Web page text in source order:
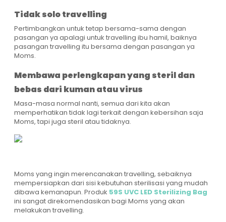
Tidak solo travelling
Pertimbangkan untuk tetap bersama-sama dengan
pasangan ya apalagi untuk travelling ibu hamil, baiknya
pasangan travelling itu bersama dengan pasangan ya
Moms.
Membawa perlengkapan yang steril dan
bebas dari kuman atau virus
Masa-masa normal nanti, semua dari kita akan
memperhatikan tidak lagi terkait dengan kebersihan saja
Moms, tapi juga steril atau tidaknya.
Moms yang ingin merencanakan travelling, sebaiknya
mempersiapkan dari sisi kebutuhan sterilisasi yang mudah
dibawa kemanapun. Produk 59S UVC LED Sterilizing Bag
ini sangat direkomendasikan bagi Moms yang akan
melakukan travelling.